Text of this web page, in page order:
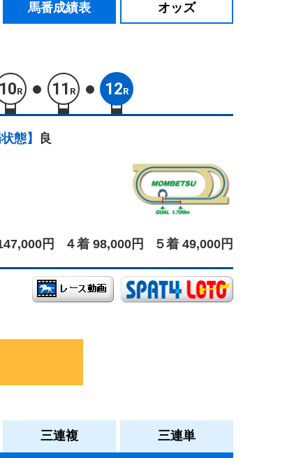
馬番成績表 オッズ
10R 11 R 12R
態】 良
円 ４着 98,000円 ５着 49,000円
三連複 三連単